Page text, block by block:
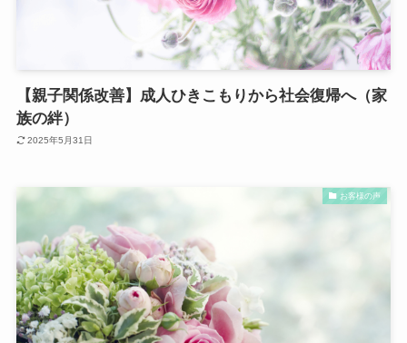
【親子関係改善】成人ひきこもりから社会復帰へ（家
族の絆）
2025年5月31日
お客様の声